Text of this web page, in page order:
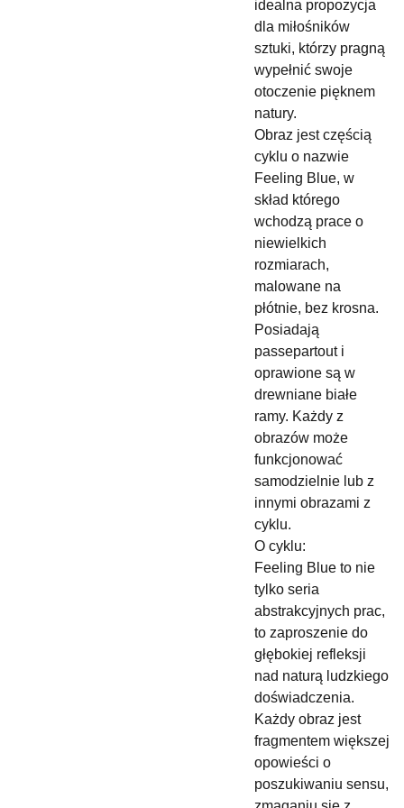
idealna propozycja
dla miłośników
sztuki, którzy pragną
wypełnić swoje
otoczenie pięknem
natury.
Obraz jest częścią
cyklu o nazwie
Feeling Blue, w
skład którego
wchodzą prace o
niewielkich
rozmiarach,
malowane na
płótnie, bez krosna.
Posiadają
passepartout i
oprawione są w
drewniane białe
ramy. Każdy z
obrazów może
funkcjonować
samodzielnie lub z
innymi obrazami z
cyklu.
O cyklu:
Feeling Blue to nie
tylko seria
abstrakcyjnych prac,
to zaproszenie do
głębokiej refleksji
nad naturą ludzkiego
doświadczenia.
Każdy obraz jest
fragmentem większej
opowieści o
poszukiwaniu sensu,